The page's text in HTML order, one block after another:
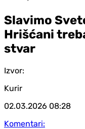
Slavimo
Hrišćani
stvar
Izvor:
Kurir
02.03.2026 08:28
Komentari: